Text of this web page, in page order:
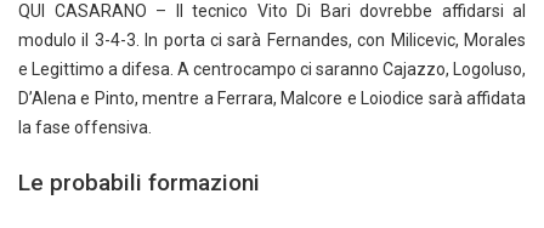
QUI CASARANO – Il tecnico Vito Di Bari dovrebbe affidarsi al
modulo il 3-4-3. In porta ci sarà Fernandes, con Milicevic, Morales
e Legittimo a difesa. A centrocampo ci saranno Cajazzo, Logoluso,
D’Alena e Pinto, mentre a Ferrara, Malcore e Loiodice sarà affidata
la fase offensiva.
Le probabili formazioni